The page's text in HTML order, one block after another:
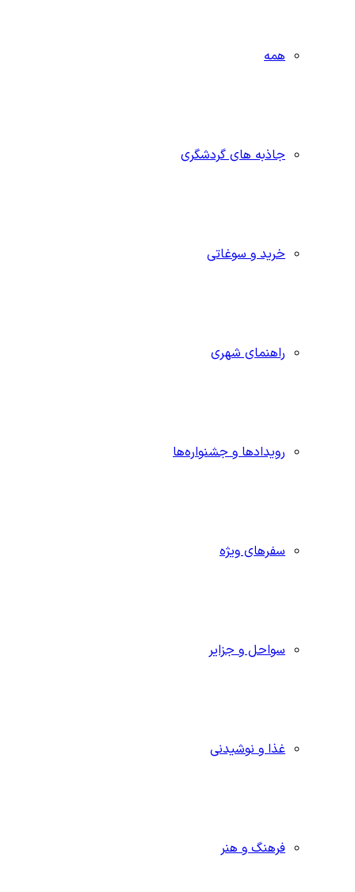
همه
جاذبه‌ های گردشگری
خرید و سوغاتی
راهنمای شهری
رویدادها و جشنواره‌ها
سفرهای ویژه
سواحل و جزایر
غذا و نوشیدنی
فرهنگ و هنر